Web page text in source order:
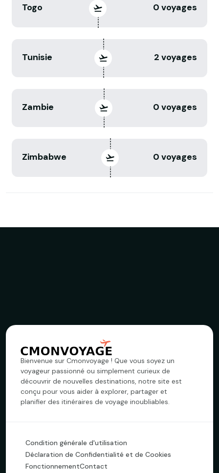
Togo 0 voyages
Tunisie 2 voyages
Zambie 0 voyages
Zimbabwe 0 voyages
Bienvenue sur Cmonvoyage ! Que vous soyez un
voyageur passionné ou simplement curieux de
découvrir de nouvelles destinations, notre site est
conçu pour vous aider à explorer, partager et
planifier des itinéraires de voyage inoubliables.
Condition générale d'utilisation
Déclaration de Confidentialité et de Cookies
FonctionnementContact